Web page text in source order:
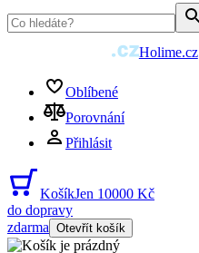
Holime.cz
Oblíbené
Porovnání
Přihlásit
KošíkJen 10000 Kč
do dopravy
zdarma Otevřít košík